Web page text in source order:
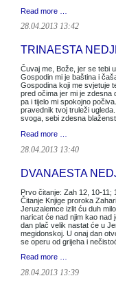
Read more …
28.04.2013 13:42
TRINAESTA
Čuvaj me, Bože, jer se tebi
Gospodin mi je baština i
Gospodina koji me svjetuje
pred očima jer mi je zdesna
pa i tijelo mi spokojno
pravednik tvoj truleži
svoga, sebi zdesna
Read more …
28.04.2013 13:40
DVANAESTA
Prvo čitanje: Zah 12, 10-11;
Čitanje Knjige proroka
Jeruzalemce izlit ću duh
naricat će nad njim kao nad
dan plač velik nastat će u
megidonskoj. U onaj dan
se operu od grijeha i
Read more …
28.04.2013 13:39